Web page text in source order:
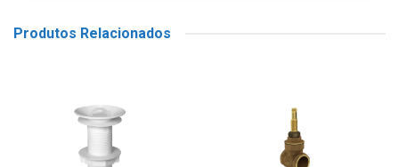
Produtos Relacionados